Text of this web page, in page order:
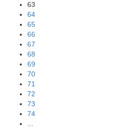
63
64
65
66
67
68
69
70
71
72
73
74
...